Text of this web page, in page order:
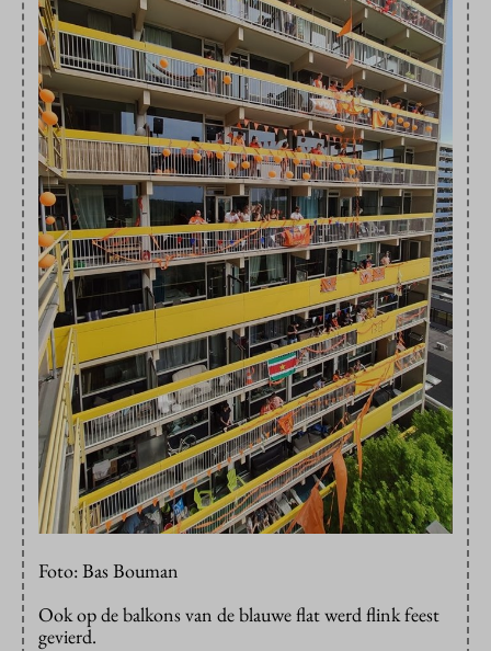
Foto: Bas Bouman
Ook op de balkons van de blauwe flat werd flink feest
gevierd.